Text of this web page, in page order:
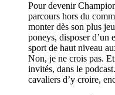
Pour devenir
parcours hors du
monter dès son plus
poneys, disposer d’un
sport de haut niveau
Non, je ne crois pas.
invités, dans le
cavaliers d’y croire,